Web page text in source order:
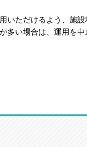
いただけるよう、施
多い場合は、運用を中